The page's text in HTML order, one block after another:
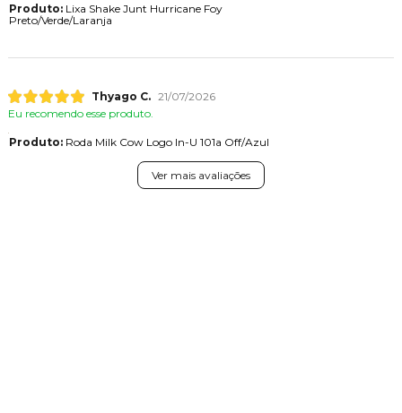
Produto:Lixa Shake Junt Hurricane Foy
Preto/Verde/Laranja
Thyago C. 21/07/2026
Eu recomendo esse produto.
Produto:Roda Milk Cow Logo In-U 101a Off/Azul
Ver mais avaliações